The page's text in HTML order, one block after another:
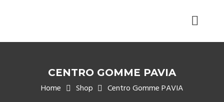
CENTRO GOMME PAVIA
Home Shop Centro Gomme PAVIA